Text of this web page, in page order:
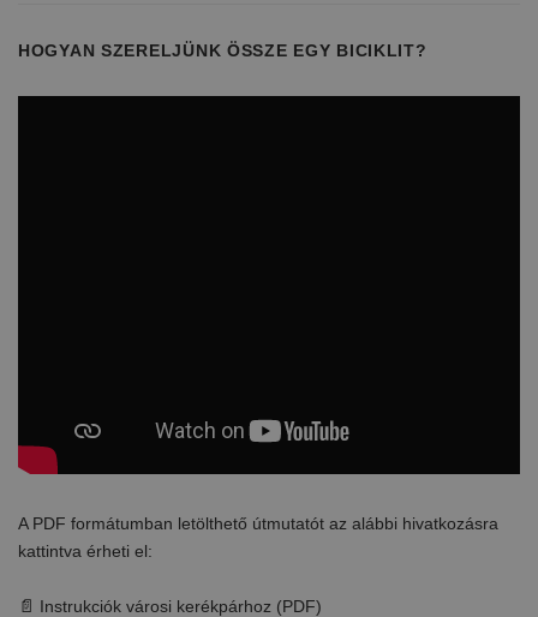
HOGYAN SZERELJÜNK ÖSSZE EGY BICIKLIT?
A PDF formátumban letölthető útmutatót az alábbi hivatkozásra
kattintva érheti el:
📄 Instrukciók városi kerékpárhoz (PDF)